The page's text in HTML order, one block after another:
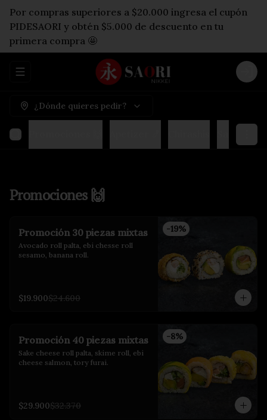
Por compras superiores a $20.000 ingresa el cupón
PIDESAORI y obtén $5.000 de descuento en tu
primera compra 🤩
Abrir menu de navegación
¿Dónde quieres pedir?
Promociones 🙌
-19%
Promoción 30 piezas mixtas
Avocado roll palta, ebi chesse roll
sesamo, banana roll.
$19.900$24.600
-8%
Promoción 40 piezas mixtas
Sake cheese roll palta, skime roll, ebi
cheese salmon, tory furai.
$29.900$32.370